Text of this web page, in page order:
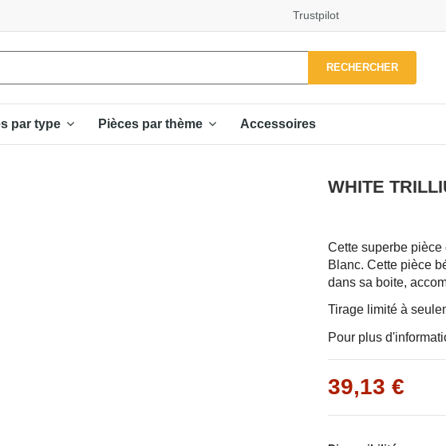
Trustpilot
RECHERCHER
par type Pièces par thème Accessoires
WHITE
Cette superbe
Blanc. Cette pièce
dans sa boite,
Tirage limité à
Pour plus
39,13 €